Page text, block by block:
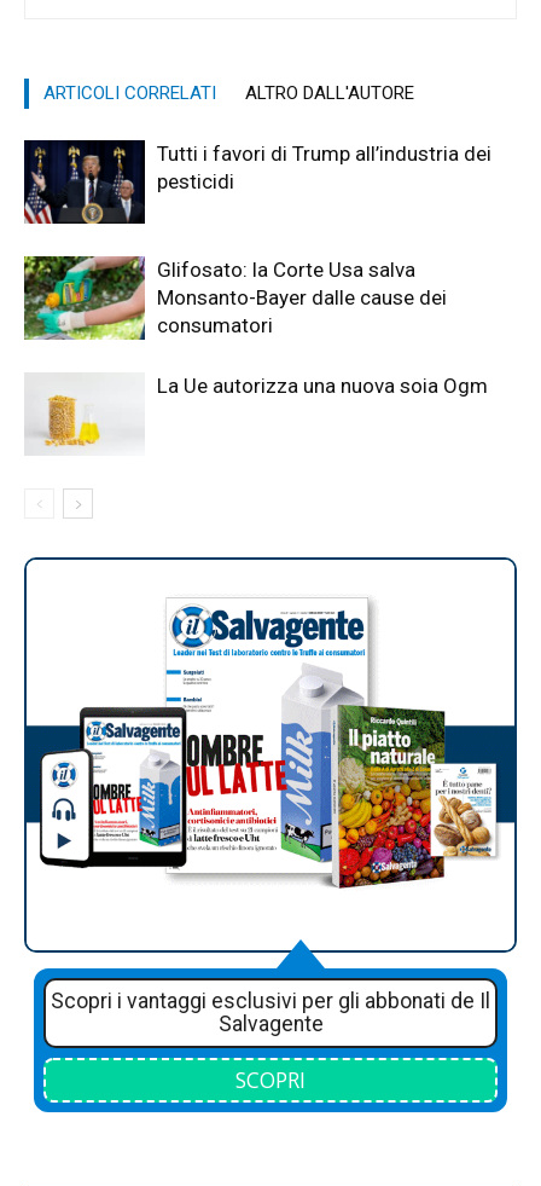
ARTICOLI CORRELATI ALTRO DALL'AUTORE
Tutti i favori di Trump all’industria dei
pesticidi
Glifosato: la Corte Usa salva
Monsanto-Bayer dalle cause dei
consumatori
La Ue autorizza una nuova soia Ogm
Scopri i vantaggi esclusivi per gli abbonati de Il
Salvagente
SCOPRI